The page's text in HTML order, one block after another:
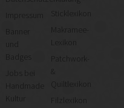
Kultur
Sticklexikon
Makramee-
Lexikon
Patchwork-
&
Quiltlexikon
Filzlexikon